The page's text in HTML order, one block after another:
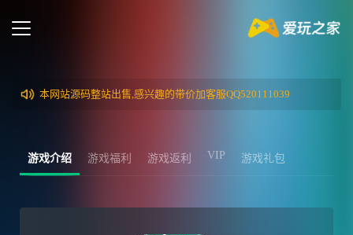
本网站源码整站出售,感兴趣的带价加客服QQ520111039
游戏介绍 游戏福利 游戏返利 VIP 游戏礼包